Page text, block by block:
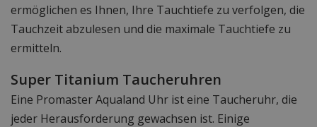
ermöglichen es Ihnen, Ihre Tauchtiefe zu verfolgen, die
Tauchzeit abzulesen und die maximale Tauchtiefe zu
ermitteln.
Super Titanium Taucheruhren
Eine Promaster Aqualand Uhr ist eine Taucheruhr, die
jeder Herausforderung gewachsen ist. Einige